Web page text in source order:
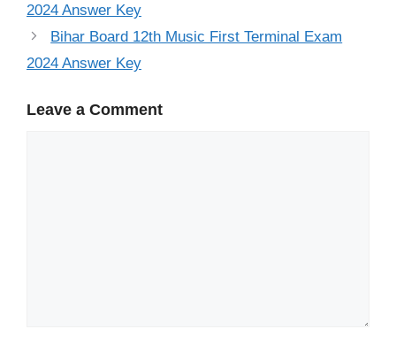
2024 Answer Key
Bihar Board 12th Music First Terminal Exam
2024 Answer Key
Leave a Comment